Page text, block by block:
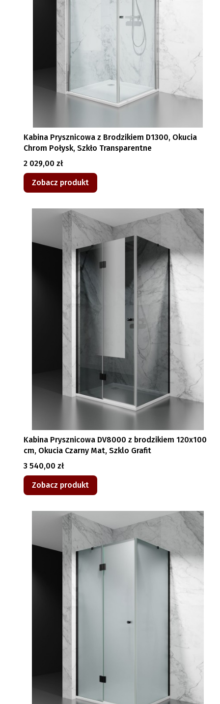
Kabina Prysznicowa z Brodzikiem D1300, Okucia
Chrom Połysk, Szkło Transparentne
Cena
2 029,00 zł
Zobacz produkt
Kabina Prysznicowa DV8000 z brodzikiem 120x100
cm, Okucia Czarny Mat, Szklo Grafit
Cena
3 540,00 zł
Zobacz produkt